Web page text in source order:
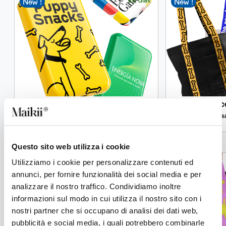
Questo sito web utilizza i cookie
Utilizziamo i cookie per personalizzare contenuti ed
annunci, per fornire funzionalità dei social media e per
analizzare il nostro traffico. Condividiamo inoltre
informazioni sul modo in cui utilizza il nostro sito con i
nostri partner che si occupano di analisi dei dati web,
pubblicità e social media, i quali potrebbero combinarle
Power bank de 5.000 mAh personalizado con
carga inalámbrica Qi1
12 días
New ! New !